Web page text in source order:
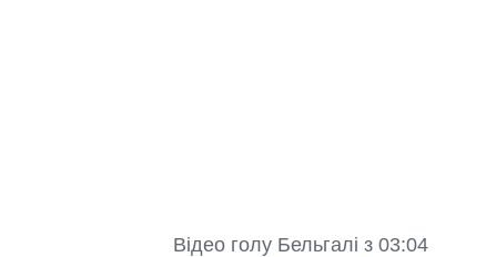
Відео голу Бельгалі з 03:04